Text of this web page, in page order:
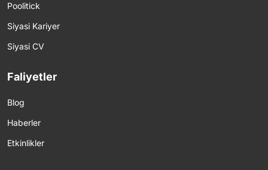
Poolitick
Siyasi Kariyer
Siyasi CV
Faliyetler
Blog
Haberler
Etkinlikler